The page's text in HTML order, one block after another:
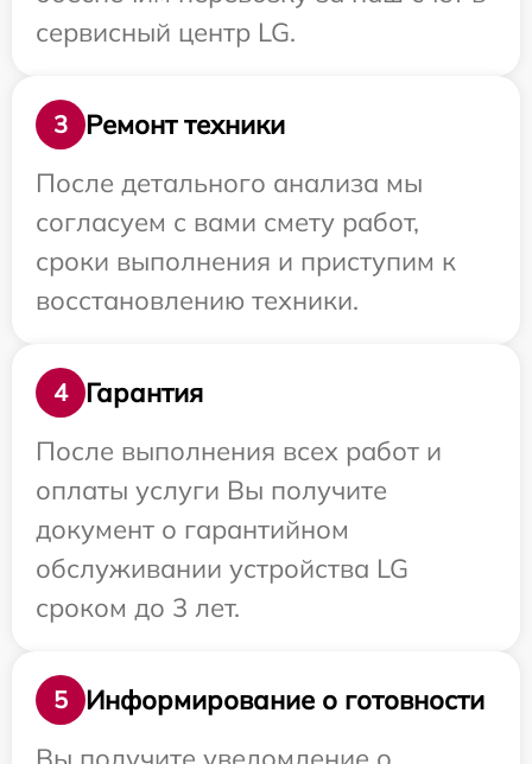
сервисный центр LG.
3
Ремонт техники
После детального анализа мы
согласуем с вами смету работ,
сроки выполнения и приступим к
восстановлению техники.
4
Гарантия
После выполнения всех работ и
оплаты услуги Вы получите
документ о гарантийном
обслуживании устройства LG
сроком до 3 лет.
5
Информирование о готовности